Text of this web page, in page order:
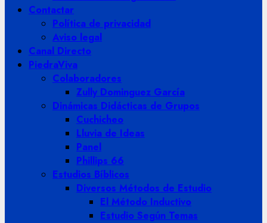
Contactar
Política de privacidad
Aviso legal
Canal Directo
PiedraViva
Colaboradores
Zully Dominguez García
Dinámicas Didácticas de Grupos
Cuchicheo
Lluvia de Ideas
Panel
Phillips 66
Estudios Bíblicos
Diversos Métodos de Estudio
El Método Inductivo
Estudio Según Temas